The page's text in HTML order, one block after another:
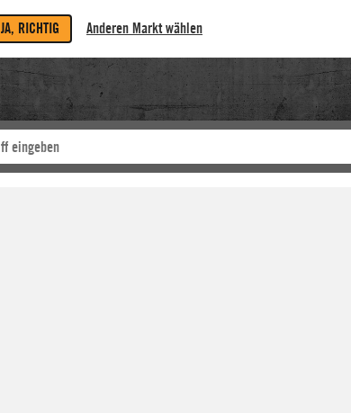
JA, RICHTIG Anderen Markt wählen